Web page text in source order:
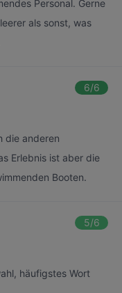
Personal. Gerne
als sonst, was
6/6
die anderen
Erlebnis ist aber die
Booten.
5/6
häufigstes Wort